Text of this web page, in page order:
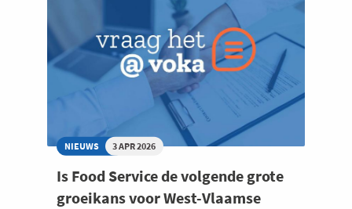
NIEUWS 3 APR 2026
Is Food Service de volgende grote
groeikans voor West-Vlaamse